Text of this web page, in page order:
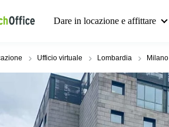
Dare in locazione e affittare
Ufficio virtuale Lombardia Milano